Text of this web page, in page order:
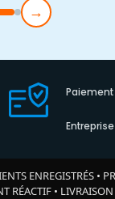
→
ENREGISTRÉS•
RÉACTIF • LIVRAISON